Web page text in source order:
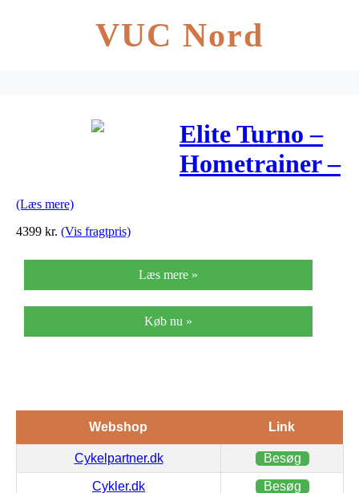
VUC Nord
Elite Turno –
Hometrainer –
(Læs mere)
4399 kr. (Vis fragtpris)
Læs mere »
Køb nu »
Webshop Link
Cykelpartner.dk Besøg
Cykler.dk Besøg